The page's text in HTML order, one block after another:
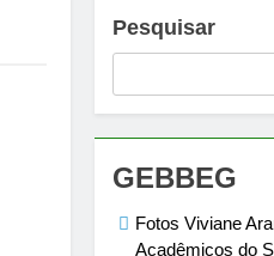
Pesquisar
GEBBEG
Fotos Viviane
Acadêmicos do